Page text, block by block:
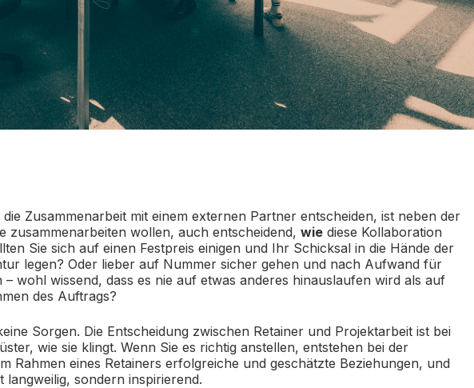
Zusammenarbeit mit einem externen Partner entscheiden, ist neben der
zusammenarbeiten wollen, auch entscheidend, wie diese Kollaboration
Sie sich auf einen Festpreis einigen und Ihr Schicksal in die Hände der
legen? Oder lieber auf Nummer sicher gehen und nach Aufwand für
– wohl wissend, dass es nie auf etwas anderes hinauslaufen wird als auf
des Auftrags?
Sorgen. Die Entscheidung zwischen Retainer und Projektarbeit ist bei
wie sie klingt. Wenn Sie es richtig anstellen, entstehen bei der
Rahmen eines Retainers erfolgreiche und geschätzte Beziehungen, und
langweilig, sondern inspirierend.